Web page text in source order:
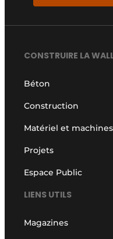
CONSTRUIRE LA
Béton
Construction
Matériel et machines
Projets
Espace Public
LIENS UTILS
Magazines